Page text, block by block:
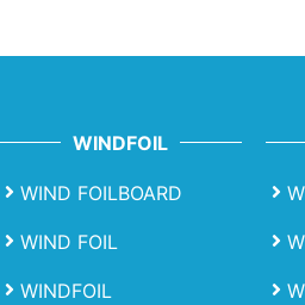
WINDFOIL
WIND FOILBOARD
WIND FOIL
WINDFOIL